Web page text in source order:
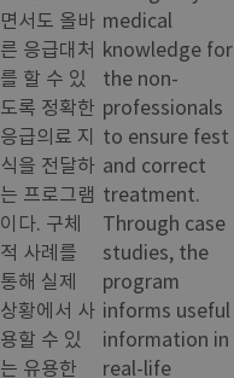
면서도 올바
른 응급대처
를 할 수 있
도록 정확한
응급의료 지
식을 전달하
는 프로그램
이다. 구체
적 사례를
통해 실제
상황에서 사
용할 수 있
는 유용한
medical
knowledge for
the non-
professionals
to ensure fest
and correct
treatment.
Through case
studies, the
program
informs useful
information in
real-life